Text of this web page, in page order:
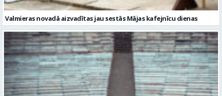
Valmieras novadā aizvadītas jau sestās Mājas kafejnīcu dienas